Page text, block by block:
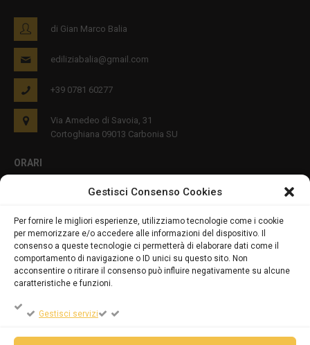
Gestisci Consenso Cookies
Per fornire le migliori esperienze, utilizziamo tecnologie come i cookie
per memorizzare e/o accedere alle informazioni del dispositivo. Il
consenso a queste tecnologie ci permetterà di elaborare dati come il
comportamento di navigazione o ID unici su questo sito. Non
acconsentire o ritirare il consenso può influire negativamente su alcune
caratteristiche e funzioni.
Gestisci servizi
di Gian Marco Balia
ediliziabalia@gmail.com
+39 0781 60277
Via Amedeo di Savoia, 31
Cortoghiana 09013 Carbonia SU
ORARI
PRIVACY E COOKIES
DICHIARAZIONE SULLA PRIVACY (UE)
COOKIE POLICY (UE)